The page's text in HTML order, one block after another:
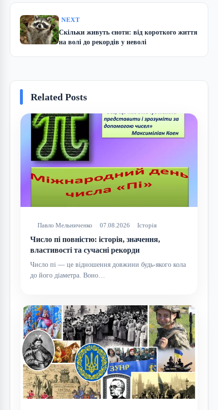
NEXT
Скільки живуть єноти: від короткого життя
на волі до рекордів у неволі
Related Posts
Павло Мельниченко 07.08.2026 Історія
Число пі повністю: історія, значення,
властивості та сучасні рекорди
Число пі — це відношення довжини будь-якого кола
до його діаметра. Воно…